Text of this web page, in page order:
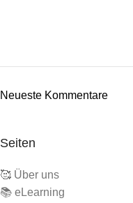
Neueste Kommentare
Seiten
🥰 Über uns
📚 eLearning